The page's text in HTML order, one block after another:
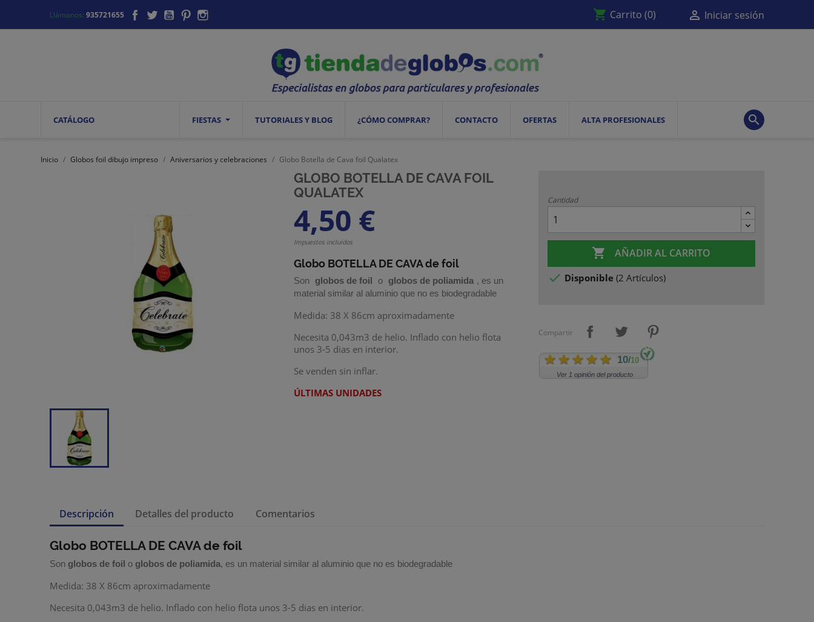
Llámanos:935721655 Facebook
TwitterYouTubePinterest shopping_cart Carrito (0)  Iniciar sesión
CATÁLOGO FIESTAS TUTORIALES Y BLOG ¿CÓMO COMPRAR? CONTACTO OFERTAS ALTA PROFESIONALES 
Inicio Globos foil dibujo impreso Aniversarios y celebraciones Globo Botella de Cava foil Qualatex
GLOBO BOTELLA DE CAVA FOIL
QUALATEX
4,50 €
Impuestos incluidos
Globo BOTELLA DE CAVA de foil
Son globos de foil o globos de poliamida , es un
material similar al aluminio que no es biodegradable
Medida: 38 X 86cm aproximadamente
Necesita 0,043m3 de helio. Inflado con helio flota
unos 3-5 dias en interior.
Se venden sin inflar.
ÚLTIMAS UNIDADES
Cantidad
 AÑADIR AL CARRITO
 Disponible (2 Artículos)
Compartir
10/10
Ver 1 opinión del producto
Descripción Detalles del producto Comentarios
Globo BOTELLA DE CAVA de foil
Son globos de foil o globos de poliamida, es un material similar al aluminio que no es biodegradable
Medida: 38 X 86cm aproximadamente
Necesita 0,043m3 de helio. Inflado con helio flota unos 3-5 dias en interior.